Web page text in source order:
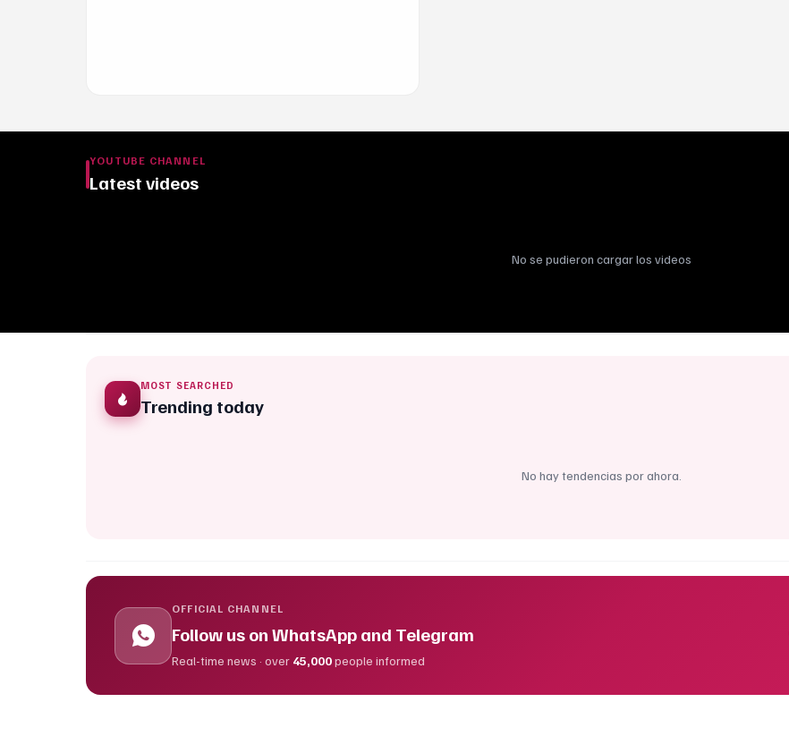
YOUTUBE CHANNEL
Latest videos
No se pudieron cargar los videos
MOST SEARCHED
Trending today
No hay tendencias por ahora.
OFFICIAL CHANNEL
Follow us on WhatsApp and Telegram
Real-time news · over 45,000people informed